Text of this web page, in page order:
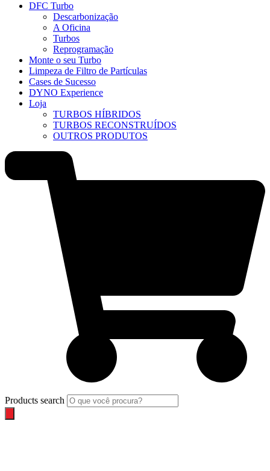
DFC Turbo
Descarbonização
A Oficina
Turbos
Reprogramação
Monte o seu Turbo
Limpeza de Filtro de Partículas
Cases de Sucesso
DYNO Experience
Loja
TURBOS HÍBRIDOS
TURBOS RECONSTRUÍDOS
OUTROS PRODUTOS
Products search